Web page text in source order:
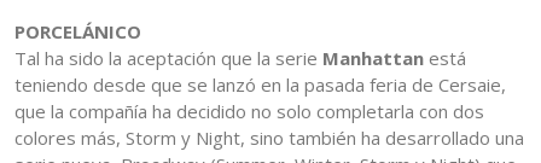
PORCELÁNICO
Tal ha sido la aceptación que la serie Manhattan está
teniendo desde que se lanzó en la pasada feria de Cersaie,
que la compañía ha decidido no solo completarla con dos
colores más, Storm y Night, sino también ha desarrollado una